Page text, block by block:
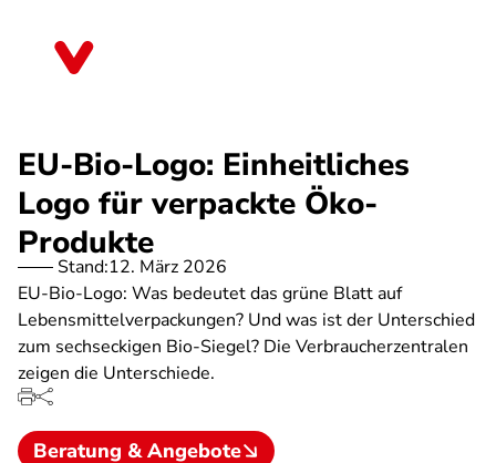
EU-Bio-Logo: Einheitliches
Logo für verpackte Öko-
Produkte
Stand:12. März 2026
EU-Bio-Logo: Was bedeutet das grüne Blatt auf
Lebensmittelverpackungen? Und was ist der Unterschied
zum sechseckigen Bio-Siegel? Die Verbraucherzentralen
zeigen die Unterschiede.
Beratung & Angebote